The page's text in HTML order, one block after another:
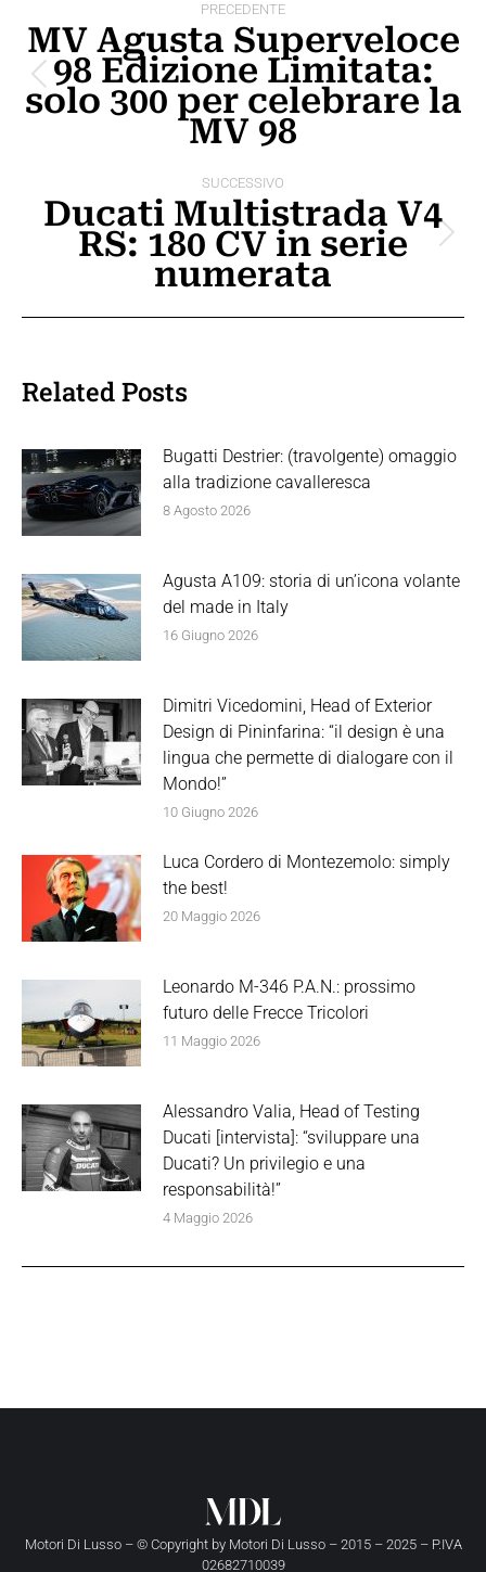
tra
post
PRECEDENTE
Post
precedente:
MV Agusta Superveloce
98 Edizione Limitata:
solo 300 per celebrare la
MV 98
SUCCESSIVO
Prossimo
post:
Ducati Multistrada V4
RS: 180 CV in serie
numerata
Related Posts
Bugatti Destrier: (travolgente) omaggio
alla tradizione cavalleresca
8 Agosto 2026
Agusta A109: storia di un’icona volante
del made in Italy
16 Giugno 2026
Dimitri Vicedomini, Head of Exterior
Design di Pininfarina: “il design è una
lingua che permette di dialogare con il
Mondo!”
10 Giugno 2026
Luca Cordero di Montezemolo: simply
the best!
20 Maggio 2026
Leonardo M-346 P.A.N.: prossimo
futuro delle Frecce Tricolori
11 Maggio 2026
Alessandro Valia, Head of Testing
Ducati [intervista]: “sviluppare una
Ducati? Un privilegio e una
responsabilità!”
4 Maggio 2026
Motori Di Lusso – © Copyright by Motori Di Lusso– 2015 – 2025 – P.IVA
02682710039